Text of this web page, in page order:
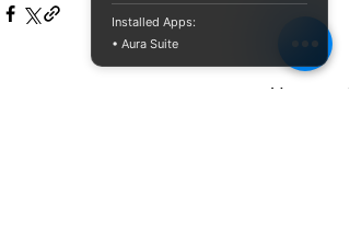
Mostra tutti
Installed Apps:
• Aura Suite